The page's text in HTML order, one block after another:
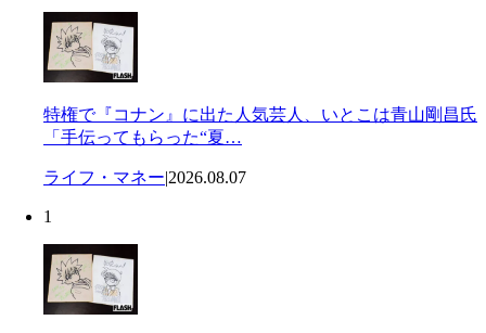
特権で『コナン』に出た人気芸人、いとこは青山剛昌氏
「手伝ってもらった“夏…
ライフ・マネー|2026.08.07
1